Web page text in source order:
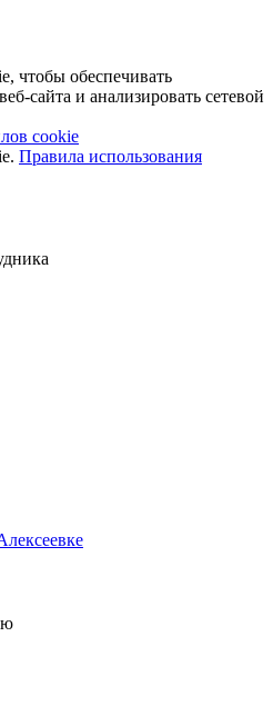
чтобы обеспечивать
сайта и анализировать сетевой
cookie
Правила использования